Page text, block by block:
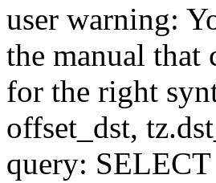
user warning:
the manual that
for the right
offset_dst,
query: